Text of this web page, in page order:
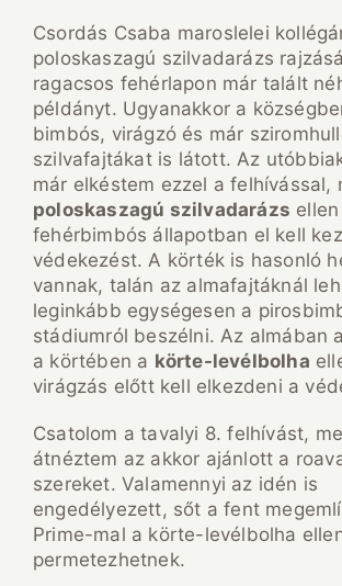
Csordás Csaba maroslelei
poloskaszagú szilvadarázs
ragacsos fehérlapon már talált
példányt. Ugyanakkor a
bimbós, virágzó és már
szilvafajtákat is látott. Az
már elkéstem ezzel a felhívással,
poloskaszagú szilvadarázs
fehérbimbós állapotban el kell
védekezést. A körték is hasonló
vannak, talán az almafajtáknál
leginkább egységesen a
stádiumról beszélni. Az almában a
a körtében a körte-levélbolha
virágzás előtt kell elkezdeni a
Csatolom a tavalyi 8. felhívást,
átnéztem az akkor ajánlott a
szereket. Valamennyi az idén is
engedélyezett, sőt a fent
Prime-mal a körte-levélbolha
permetezhetnek.